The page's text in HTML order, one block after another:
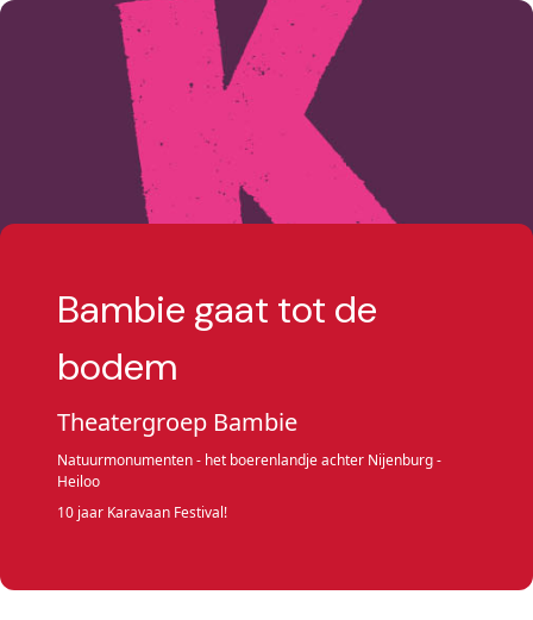
Bambie gaat tot de
bodem
Theatergroep Bambie
Natuurmonumenten - het boerenlandje achter Nijenburg -
Heiloo
10 jaar Karavaan Festival!